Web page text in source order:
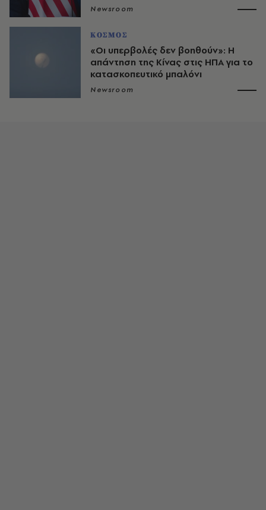
Newsroom
ΚΟΣΜΟΣ
«Οι υπερβολές δεν βοηθούν»: Η
απάντηση της Κίνας στις ΗΠΑ για το
κατασκοπευτικό μπαλόνι
Newsroom